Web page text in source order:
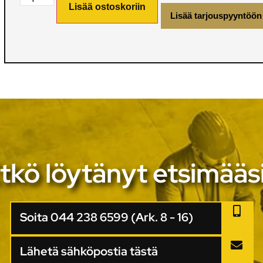
Lisää ostoskoriin
Lisää tarjouspyyntöön
löytänyt
Soita 044 238 6599 (Ark. 8 - 16)
Lähetä sähköpostia tästä